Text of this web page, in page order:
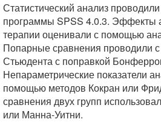
Статистический анализ
программы SPSS 4.0.3. Эффекты
терапии оценивали с помощью
Попарные сравнения проводили
Стьюдента с поправкой
Непараметрические показатели
помощью методов Кокран или
сравнения двух групп
или Манна-Уитни.